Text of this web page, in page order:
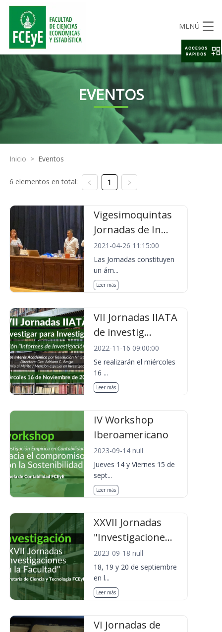
MENÚ
EVENTOS
Inicio > Eventos
6 elementos en total: 1
Vigesimoquintas
Jornadas de In...
2021-04-26 11:15:00
Las Jornadas constituyen
un ám...
Leer más
VII Jornadas IIATA
de investig...
2022-11-16 09:00:00
Se realizarán el miércoles
16 ...
Leer más
IV Workshop
Iberoamericano
2023-09-14 null
Jueves 14 y Viernes 15 de
sept...
Leer más
XXVII Jornadas
"Investigacione...
2023-09-18 null
18, 19 y 20 de septiembre
en l...
Leer más
VI Jornadas de
ACCESOS
RAPIDOS